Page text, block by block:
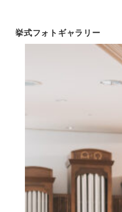
挙式フォトギャラリー